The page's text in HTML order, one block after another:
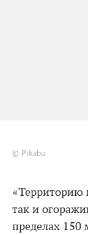
© Pikabu
«Территорию
так и
пределах 150